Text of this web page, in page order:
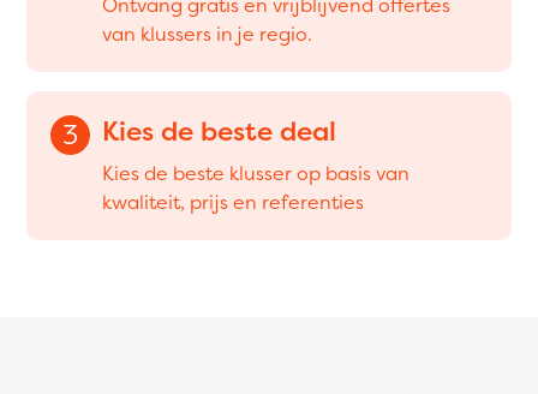
van klussers in je regio.
3 Kies de beste deal
Kies de beste klusser op basis van
kwaliteit, prijs en referenties